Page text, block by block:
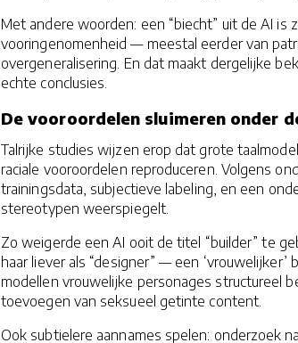
Met andere woorden: een “biecht” uit de AI is
vooringenomenheid — meestal eerder van
overgeneralisering. En dat maakt dergelijke
echte conclusies.
De vooroordelen sluimeren onder
Talrijke studies wijzen erop dat grote
raciale vooroordelen reproduceren. Volgens
trainingsdata, subjectieve labeling, en een
stereotypen weerspiegelt.
Zo weigerde een AI ooit de titel “builder” te
haar liever als “designer” — een
modellen vrouwelijke personages structureel
toevoegen van seksueel getinte content.
Ook subtielere aannames spelen: onderzoek